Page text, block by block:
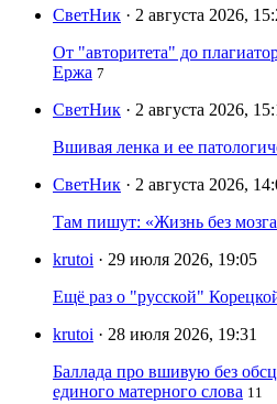
СветНик · 2 августа 2026,
От "авторитета" до
Ержа 7
СветНик · 2 августа 2026,
Вшивая ленка и ее
СветНик · 2 августа 2026,
Там пишут: «Жизнь без
krutoi · 29 июля 2026, 19:05
Ещё раз о "русской"
krutoi · 28 июля 2026, 19:31
Баллада про вшивую без
единого матерного слова 11